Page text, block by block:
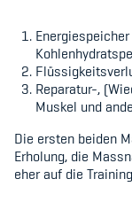
Reparatur-,
Muskel und
Die ersten beiden
Erholung, die
eher auf die